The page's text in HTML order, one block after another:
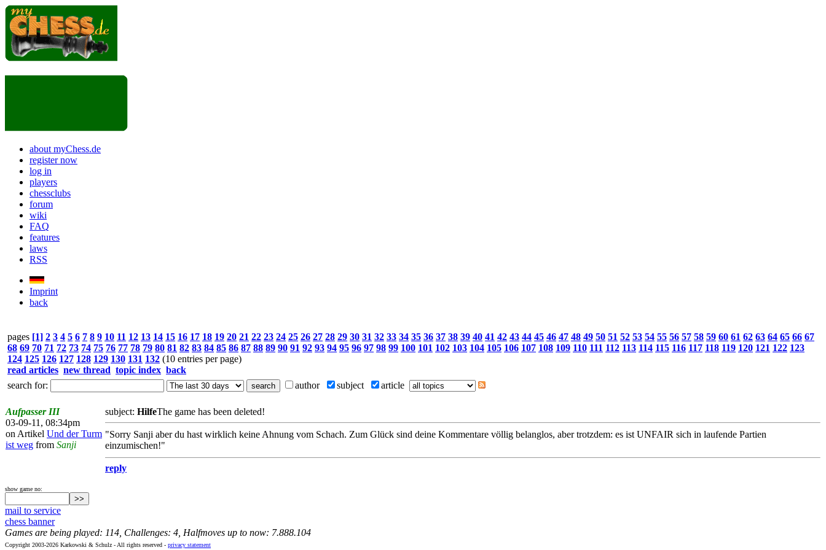
about myChess.de
register now
log in
players
chessclubs
forum
wiki
FAQ
features
laws
RSS
Imprint
back
pages [1] 2 3 4 5 6 7 8 9 10 11 12 13 14 15 16 17 18 19 20 21 22 23 24 25 26 27 28 29 30 31 32 33 34 35 36 37 38 39 40 41 42 43 44 45 46 47 48 49 50 51 52 53 54 55 56 57 58 59 60 61 62 63 64 65 66 67
68 69 70 71 72 73 74 75 76 77 78 79 80 81 82 83 84 85 86 87 88 89 90 91 92 93 94 95 96 97 98 99 100 101 102 103 104 105 106 107 108 109 110 111 112 113 114 115 116 117 118 119 120 121 122 123
124 125 126 127 128 129 130 131 132 (10 entries per page)
read articles new thread topic index back
search for:
author subject article
Aufpasser III
03-09-11, 08:34pm
on Artikel Und der Turm
ist weg from Sanji
subject: HilfeThe game has been deleted!
"Sorry Sanji aber du hast wirklich keine Ahnung vom Schach. Zum Glück sind deine Kommentare völlig belanglos, aber trotzdem: es ist UNFAIR sich in laufende Partien
einzumischen!"
reply
show game no:
mail to service
chess banner
Games are being played: 114, Challenges: 4, Halfmoves up to now: 7.888.104
Copyright 2003-2026 Karkowski & Schulz - All rights reserved - privacy statement